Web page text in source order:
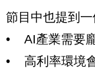
節目中也提到一
• AI產業需要
• 高利率環境